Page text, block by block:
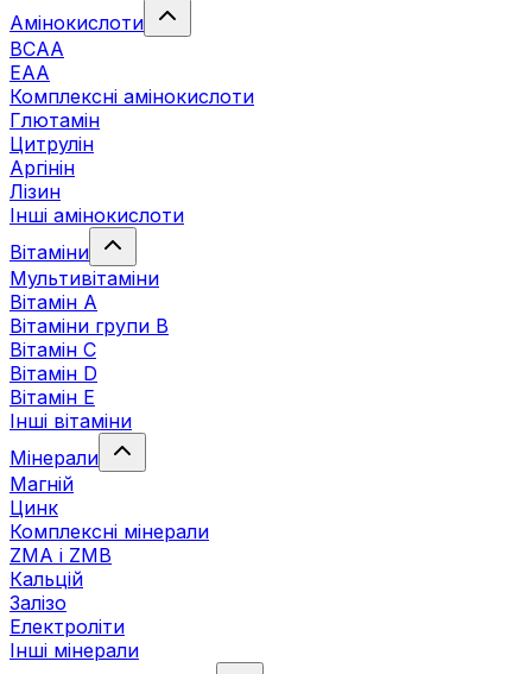
Амінокислоти
BCAA
EAA
Комплексні амінокислоти
Глютамін
Цитрулін
Аргінін
Лізин
Інші амінокислоти
Вітаміни
Мультивітаміни
Вітамін А
Вітаміни групи В
Вітамін C
Вітамін D
Вітамін Е
Інші вітаміни
Мінерали
Магній
Цинк
Комплексні мінерали
ZMA і ZMB
Кальцій
Залізо
Електроліти
Інші мінерали